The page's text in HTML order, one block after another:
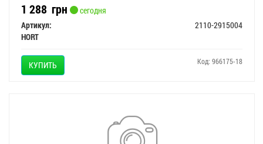
1 288 грн
сегодня
Артикул:
2110-2915004
HORT
КУПИТЬ Код: 966175-18